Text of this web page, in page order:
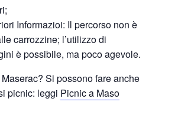
Informazioi: Il percorso non è
carrozzine; l’utilizzo di
è possibile, ma poco agevole.
Si possono fare anche
picnic: leggi Picnic a Maso